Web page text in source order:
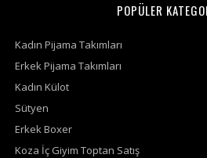
POPÜLER
Kadın Pijama Takımları
Erkek Pijama Takımları
Kadın Külot
Sütyen
Erkek Boxer
Koza İç Giyim Toptan Satış